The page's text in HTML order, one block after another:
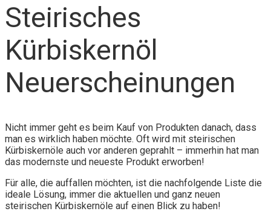
Steirisches
Kürbiskernöl
Neuerscheinungen
Nicht immer geht es beim Kauf von Produkten danach, dass
man es wirklich haben möchte. Oft wird mit steirischen
Kürbiskernöle auch vor anderen geprahlt – immerhin hat man
das modernste und neueste Produkt erworben!
Für alle, die auffallen möchten, ist die nachfolgende Liste die
ideale Lösung, immer die aktuellen und ganz neuen
steirischen Kürbiskernöle auf einen Blick zu haben!